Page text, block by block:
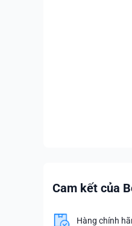
Cam kết của
Hàng chính